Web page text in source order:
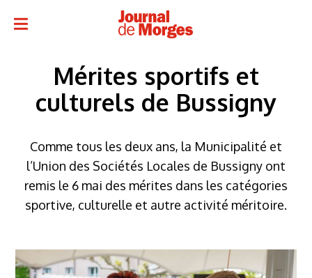
Mérites sportifs et
culturels de Bussigny
Comme tous les deux ans, la Municipalité et
l’Union des Sociétés Locales de Bussigny ont
remis le 6 mai des mérites dans les catégories
sportive, culturelle et autre activité méritoire.